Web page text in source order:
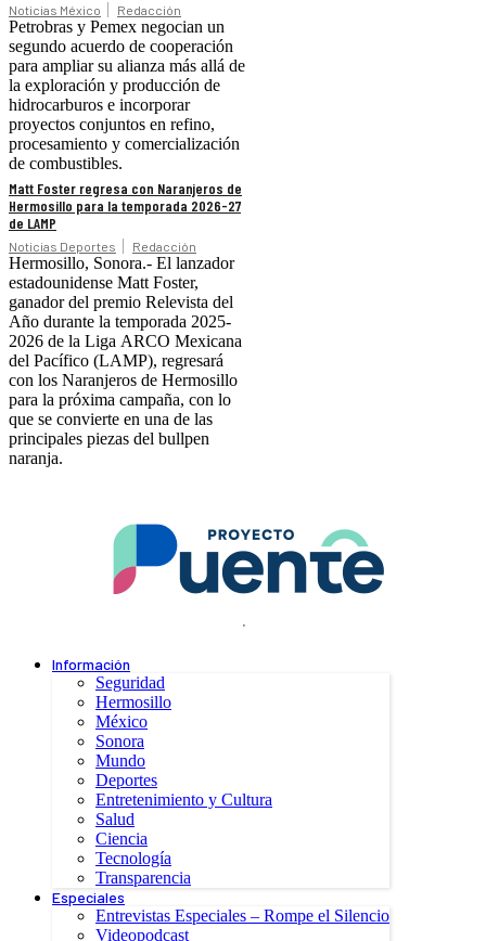
Noticias México Redacción
Petrobras y Pemex negocian un
segundo acuerdo de cooperación
para ampliar su alianza más allá de
la exploración y producción de
hidrocarburos e incorporar
proyectos conjuntos en refino,
procesamiento y comercialización
de combustibles.
Matt Foster regresa con Naranjeros de
Hermosillo para la temporada 2026-27
de LAMP
Noticias Deportes Redacción
Hermosillo, Sonora.- El lanzador
estadounidense Matt Foster,
ganador del premio Relevista del
Año durante la temporada 2025-
2026 de la Liga ARCO Mexicana
del Pacífico (LAMP), regresará
con los Naranjeros de Hermosillo
para la próxima campaña, con lo
que se convierte en una de las
principales piezas del bullpen
naranja.
.
Información
Seguridad
Hermosillo
México
Sonora
Mundo
Deportes
Entretenimiento y Cultura
Salud
Ciencia
Tecnología
Transparencia
Especiales
Entrevistas Especiales – Rompe el Silencio
Videopodcast